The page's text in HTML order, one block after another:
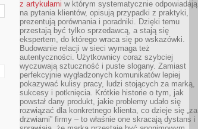
z artykułami w którym systematycznie odpowiadają
na pytania klientów, opisują przypadki z praktyki,
prezentują porównania i poradniki. Dzięki temu
przestają być tylko sprzedawcą, a stają się
ekspertem, do którego wraca się po wskazówki.
Budowanie relacji w sieci wymaga też
autentyczności. Użytkownicy coraz szybciej
wyczuwają sztuczność i puste slogany. Zamiast
perfekcyjnie wygładzonych komunikatów lepiej
pokazywać kulisy pracy, ludzi stojących za marką,
sukcesy i potknięcia. Krótkie historie o tym, jak
powstał dany produkt, jakie problemy udało się
rozwiązać dla konkretnego klienta, co dzieje się „za
drzwiami” firmy – to właśnie one skracają dystans i